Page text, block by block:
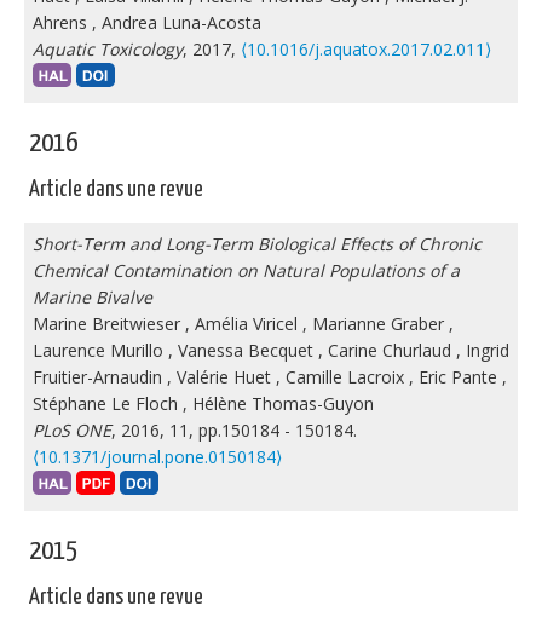
Ahrens , Andrea Luna-Acosta
Aquatic Toxicology, 2017, ⟨10.1016/j.aquatox.2017.02.011⟩
2016
Article dans une revue
Short-Term and Long-Term Biological Effects of Chronic
Chemical Contamination on Natural Populations of a
Marine Bivalve
Marine Breitwieser , Amélia Viricel , Marianne Graber ,
Laurence Murillo , Vanessa Becquet , Carine Churlaud , Ingrid
Fruitier-Arnaudin , Valérie Huet , Camille Lacroix , Eric Pante ,
Stéphane Le Floch , Hélène Thomas-Guyon
PLoS ONE, 2016, 11, pp.150184 - 150184.
⟨10.1371/journal.pone.0150184⟩
2015
Article dans une revue